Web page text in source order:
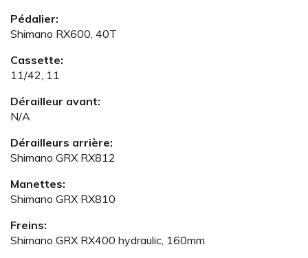
Pédalier:
Shimano RX600, 40T
Cassette:
11/42, 11
Dérailleur avant:
N/A
Dérailleurs arrière:
Shimano GRX RX812
Manettes:
Shimano GRX RX810
Freins:
Shimano GRX RX400 hydraulic, 160mm